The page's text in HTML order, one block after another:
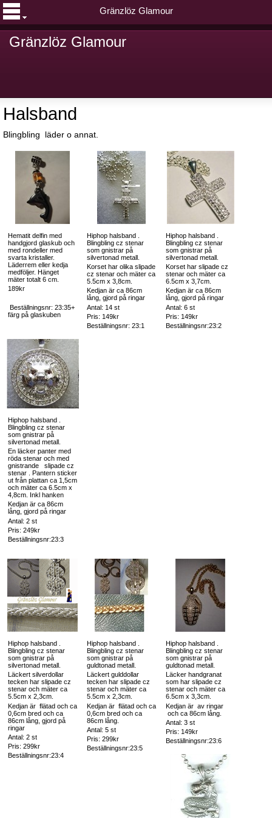
Gränzlöz Glamour
Gränzlöz Glamour
Halsband
Blingbling läder o annat.
Hematit delfin med
handgjord glaskub och
med rondeller med
svarta kristaller.
Läderrem eller kedja
medföljer. Hänget
mäter totalt 6 cm.
189kr
Beställningsnr: 23:35+
färg på glaskuben
Hiphop halsband .
Blingbling cz stenar
som gnistrar på
silvertonad metall.
Korset har olika slipade
cz stenar och mäter ca
5.5cm x 3,8cm.
Kedjan är ca 86cm
lång, gjord på ringar
Antal: 14 st
Pris: 149kr
Beställningsnr: 23:1
Hiphop halsband .
Blingbling cz stenar
som gnistrar på
silvertonad metall.
Korset har slipade cz
stenar och mäter ca
6.5cm x 3,7cm.
Kedjan är ca 86cm
lång, gjord på ringar
Antal: 6 st
Pris: 149kr
Beställningsnr:23:2
Hiphop halsband .
Blingbling cz stenar
som gnistrar på
silvertonad metall.
En läcker panter med
röda stenar och med
gnistrande slipade cz
stenar . Pantern sticker
ut från plattan ca 1,5cm
och mäter ca 6.5cm x
4,8cm. Inkl hanken
Kedjan är ca 86cm
lång, gjord på ringar
Antal: 2 st
Pris: 249kr
Beställningsnr:23:3
Hiphop halsband .
Blingbling cz stenar
som gnistrar på
silvertonad metall.
Läckert silverdollar
tecken har slipade cz
stenar och mäter ca
5.5cm x 2,3cm.
Kedjan är flätad och ca
0,6cm bred och ca
86cm lång, gjord på
ringar
Antal: 2 st
Pris: 299kr
Beställningsnr:23:4
Hiphop halsband .
Blingbling cz stenar
som gnistrar på
guldtonad metall.
Läckert gulddollar
tecken har slipade cz
stenar och mäter ca
5.5cm x 2,3cm.
Kedjan är flätad och ca
0,6cm bred och ca
86cm lång.
Antal: 5 st
Pris: 299kr
Beställningsnr:23:5
Hiphop halsband .
Blingbling cz stenar
som gnistrar på
guldtonad metall.
Läcker handgranat
som har slipade cz
stenar och mäter ca
6.5cm x 3,3cm.
Kedjan är av ringar
och ca 86cm lång.
Antal: 3 st
Pris: 149kr
Beställningsnr:23:6